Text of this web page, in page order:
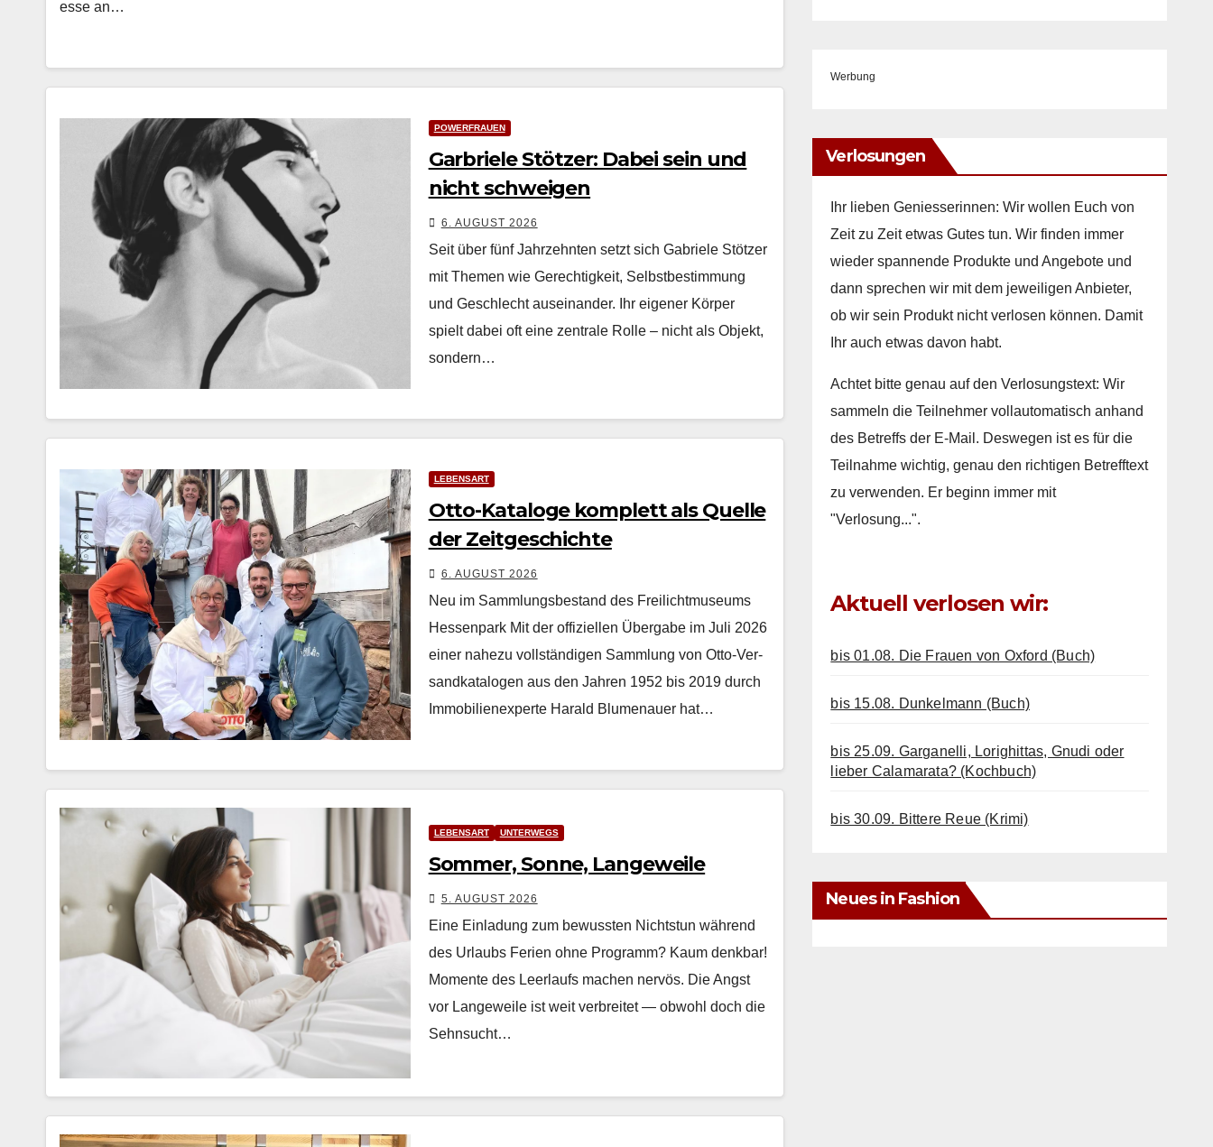
esse an…
POWERFRAUEN
Garbriele Stötzer: Dabei sein und
nicht schweigen
6. AUGUST 2026
Seit über fünf Jahrzehn­ten set­zt sich Gabriele Stötzer
mit The­men wie Gerechtigkeit, Selb­st­bes­tim­mung
und Geschlecht auseinan­der. Ihr eigen­er Kör­p­er
spielt dabei oft eine zen­trale Rolle – nicht als Objekt,
son­dern…
LEBENSART
Otto-Kataloge komplett als Quelle
der Zeitgeschichte
6. AUGUST 2026
Neu im Sammlungsbestand des Freilichtmuseums
Hessenpark Mit der offiziellen Über­gabe im Juli 2026
ein­er nahezu voll­ständi­gen Samm­lung von Otto-Ver­
sand­kat­a­lo­gen aus den Jahren 1952 bis 2019 durch
Immo­bilienex­perte Har­ald Blu­me­nauer hat…
LEBENSART UNTERWEGS
Sommer, Sonne, Langeweile
5. AUGUST 2026
Eine Einladung zum bewussten Nichtstun während
des Urlaubs Ferien ohne Pro­gramm? Kaum denkbar!
Momente des Leer­laufs machen nervös. Die Angst
vor Langeweile ist weit ver­bre­it­et — obwohl doch die
Sehn­sucht…
Werbung
Verlosungen
Ihr lieben Geniesserinnen: Wir wollen Euch von
Zeit zu Zeit etwas Gutes tun. Wir finden immer
wieder spannende Produkte und Angebote und
dann sprechen wir mit dem jeweiligen Anbieter,
ob wir sein Produkt nicht verlosen können. Damit
Ihr auch etwas davon habt.
Achtet bitte genau auf den Verlosungstext: Wir
sammeln die Teilnehmer vollautomatisch anhand
des Betreffs der E-Mail. Deswegen ist es für die
Teilnahme wichtig, genau den richtigen Betrefftext
zu verwenden. Er beginn immer mit
"Verlosung...".
Aktuell verlosen wir:
bis 01.08. Die Frauen von Oxford (Buch)
bis 15.08. Dunkelmann (Buch)
bis 25.09. Garganelli, Lorighittas, Gnudi oder
lieber Calamarata? (Kochbuch)
bis 30.09. Bittere Reue (Krimi)
Neues in Fashion